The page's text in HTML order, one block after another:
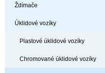
Ždímače
Úklidové vozíky
Plastové úklidové vozíky
Chromované úklidové vozíky